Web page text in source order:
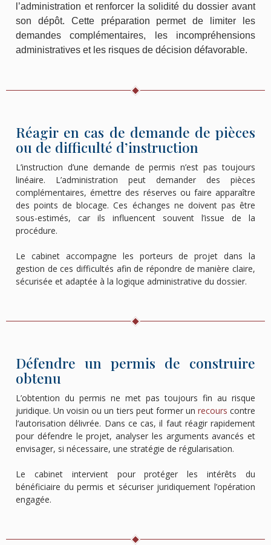
l’administration et renforcer la solidité du dossier avant
son dépôt. Cette préparation permet de limiter les
demandes complémentaires, les incompréhensions
administratives et les risques de décision défavorable.
Réagir en cas de demande de pièces
ou de difficulté d’instruction
L’instruction d’une demande de permis n’est pas toujours
linéaire. L’administration peut demander des pièces
complémentaires, émettre des réserves ou faire apparaître
des points de blocage. Ces échanges ne doivent pas être
sous-estimés, car ils influencent souvent l’issue de la
procédure.
Le cabinet accompagne les porteurs de projet dans la
gestion de ces difficultés afin de répondre de manière claire,
sécurisée et adaptée à la logique administrative du dossier.
Défendre un permis de construire
obtenu
L’obtention du permis ne met pas toujours fin au risque
juridique. Un voisin ou un tiers peut former un recourscontre
l’autorisation délivrée. Dans ce cas, il faut réagir rapidement
pour défendre le projet, analyser les arguments avancés et
envisager, si nécessaire, une stratégie de régularisation.
Le cabinet intervient pour protéger les intérêts du
bénéficiaire du permis et sécuriser juridiquement l’opération
engagée.